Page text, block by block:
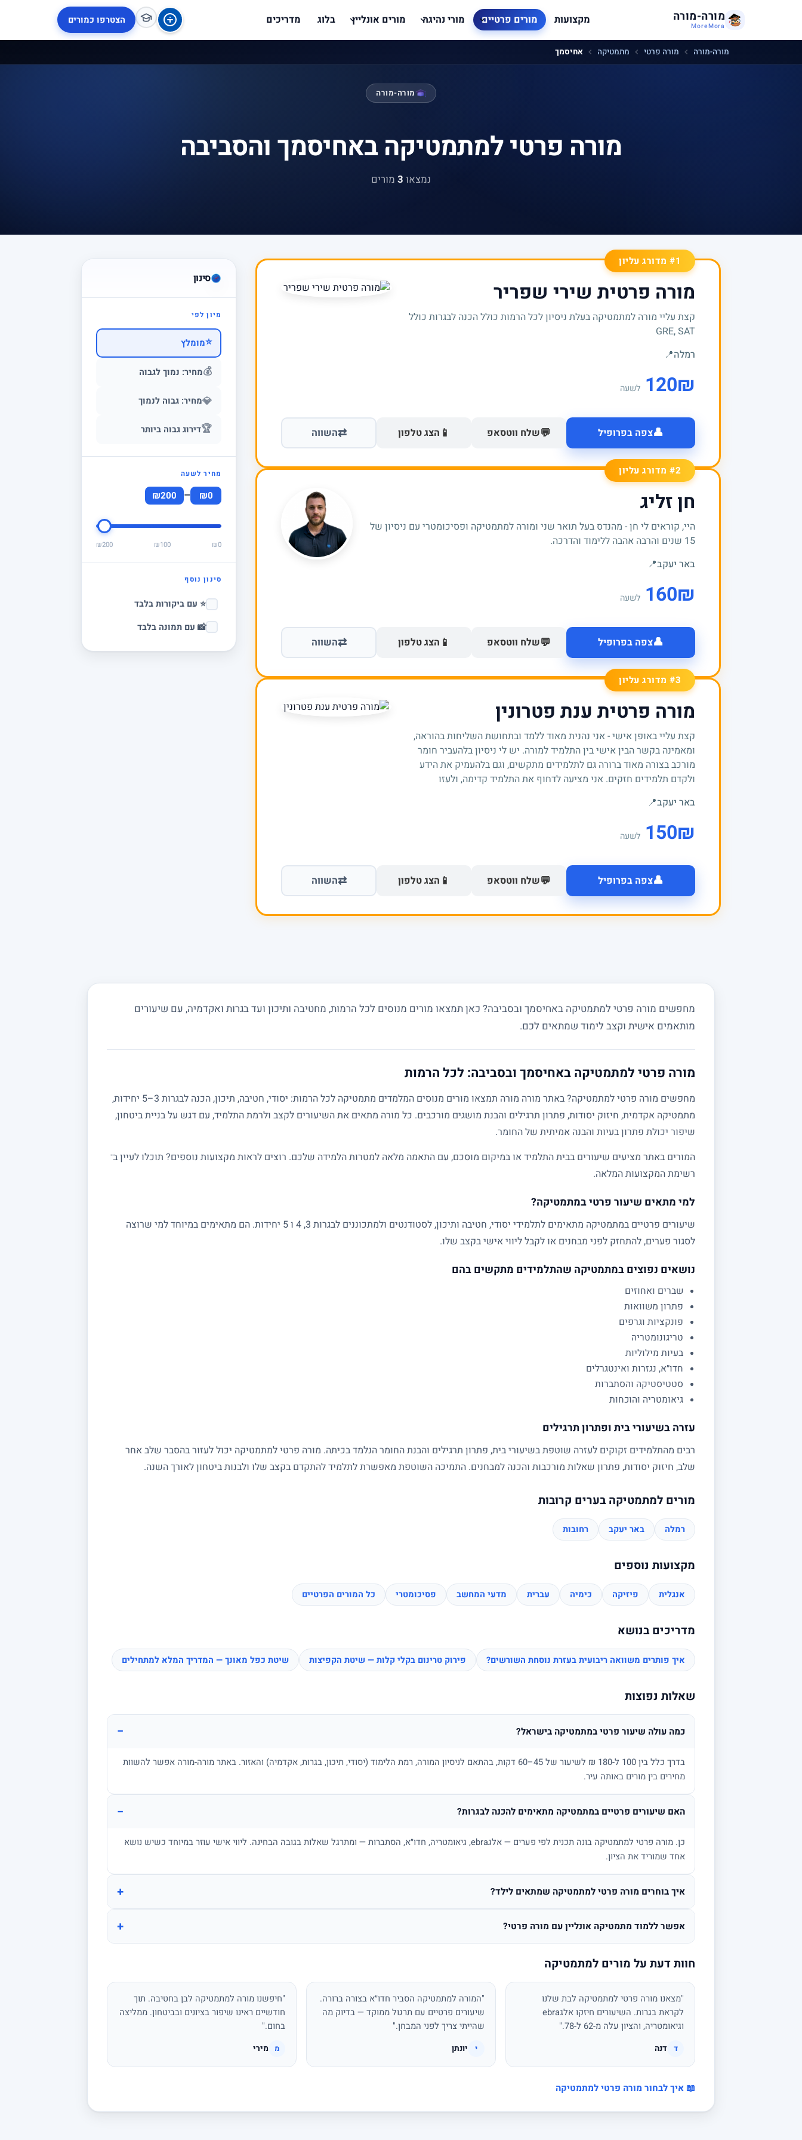
מורה-מורה
MoreMora מקצועות מורים פרטיים מורי נהיגה מורים אונליין בלוג מדריכים הצטרפו כמורים
מורה-מורה מורה פרטי מתמטיקה אחיסמך
מורה-מורה
מורה פרטי למתמטיקה באחיסמך והסביבה
נמצאו 3 מורים
סינון
מיון לפי
⭐מומלץ
💰מחיר: נמוך לגבוה
💎מחיר: גבוה לנמוך
🏆דירוג גבוה ביותר
מחיר לשעה
₪0
–
₪200
₪0
₪100
₪200
סינון נוסף
⭐ עם ביקורות בלבד
📸 עם תמונה בלבד
#1 מדורג עליון
מורה פרטית שירי שפריר
קצת עליי מורה למתמטיקה בעלת ניסיון לכל הרמות כולל הכנה לבגרות כולל
GRE, SAT
רמלה📍
₪
120 לשעה
👤צפה בפרופיל 💬שלח ווטסאפ 📱 הצג טלפון ⇄השווה
#2 מדורג עליון
חן זליג
היי, קוראים לי חן - מהנדס בעל תואר שני ומורה למתמטיקה ופסיכומטרי עם ניסיון של
15 שנים והרבה אהבה ללימוד והדרכה.
באר יעקב📍
₪
160 לשעה
👤צפה בפרופיל 💬שלח ווטסאפ 📱 הצג טלפון ⇄השווה
#3 מדורג עליון
מורה פרטית ענת פטרונין
קצת עליי באופן אישי - אני נהנית מאוד ללמד ובתחושת השליחות בהוראה,
ומאמינה בקשר הבין אישי בין התלמיד למורה. יש לי ניסיון בלהעביר חומר
מורכב בצורה מאוד ברורה גם לתלמידים מתקשים, וגם בלהעמיק את הידע
ולקדם תלמידים חזקים. אני מציעה לדחוף את התלמיד קדימה, ולעזו
באר יעקב📍
₪
150 לשעה
👤צפה בפרופיל 💬שלח ווטסאפ 📱 הצג טלפון ⇄השווה
מחפשים מורה פרטי למתמטיקה באחיסמך ובסביבה? כאן תמצאו מורים מנוסים לכל הרמות, מחטיבה ותיכון ועד בגרות ואקדמיה, עם שיעורים
מותאמים אישית וקצב לימוד שמתאים לכם.
מורה פרטי למתמטיקה באחיסמך ובסביבה: לכל הרמות
מחפשים מורה פרטי למתמטיקה? באתר מורה מורה תמצאו מורים מנוסים המלמדים מתמטיקה לכל הרמות: יסודי, חטיבה, תיכון, הכנה לבגרות 3–5 יחידות,
מתמטיקה אקדמית, חיזוק יסודות, פתרון תרגילים והבנת מושגים מורכבים. כל מורה מתאים את השיעורים לקצב ולרמת התלמיד, עם דגש על בניית ביטחון,
שיפור יכולת פתרון בעיות והבנה אמיתית של החומר.
המורים באתר מציעים שיעורים בבית התלמיד או במיקום מוסכם, עם התאמה מלאה למטרות הלמידה שלכם. רוצים לראות מקצועות נוספים? תוכלו לעיין ב־
רשימת המקצועות המלאה.
למי מתאים שיעור פרטי במתמטיקה?
שיעורים פרטיים במתמטיקה מתאימים לתלמידי יסודי, חטיבה ותיכון, לסטודנטים ולמתכוננים לבגרות 3, 4 ו 5 יחידות. הם מתאימים במיוחד למי שרוצה
לסגור פערים, להתחזק לפני מבחנים או לקבל ליווי אישי בקצב שלו.
נושאים נפוצים במתמטיקה שהתלמידים מתקשים בהם
שברים ואחוזים
פתרון משוואות
פונקציות וגרפים
טריגונומטריה
בעיות מילוליות
חדו״א, נגזרות ואינטגרלים
סטטיסטיקה והסתברות
גיאומטריה והוכחות
עזרה בשיעורי בית ופתרון תרגילים
רבים מהתלמידים זקוקים לעזרה שוטפת בשיעורי בית, פתרון תרגילים והבנת החומר הנלמד בכיתה. מורה פרטי למתמטיקה יכול לעזור בהסבר שלב אחר
שלב, חיזוק יסודות, פתרון שאלות מורכבות והכנה למבחנים. התמיכה השוטפת מאפשרת לתלמיד להתקדם בקצב שלו ולבנות ביטחון לאורך השנה.
מורים למתמטיקה בערים קרובות
רמלה באר יעקב רחובות
מקצועות נוספים
אנגלית פיזיקה כימיה עברית מדעי המחשב פסיכומטרי כל המורים הפרטיים
מדריכים בנושא
איך פותרים משוואה ריבועית בעזרת נוסחת השורשים? פירוק טרינום בקלי קלות — שיטת הקפיצות שיטת כפל מאונך — המדריך המלא למתחילים
שאלות נפוצות
כמה עולה שיעור פרטי במתמטיקה בישראל? −
בדרך כלל בין 100 ל-180 ₪ לשיעור של 45–60 דקות, בהתאם לניסיון המורה, רמת הלימוד (יסודי, תיכון, בגרות, אקדמיה) והאזור. באתר מורה-מורה אפשר להשוות
מחירים בין מורים באותה עיר.
האם שיעורים פרטיים במתמטיקה מתאימים להכנה לבגרות? −
כן. מורה פרטי למתמטיקה בונה תכנית לפי פערים — אלגebra, גיאומטריה, חדו״א, הסתברות — ומתרגל שאלות בגובה הבחינה. ליווי אישי עוזר במיוחד כשיש נושא
אחד שמוריד את הציון.
איך בוחרים מורה פרטי למתמטיקה שמתאים לילד? +
אפשר ללמוד מתמטיקה אונליין עם מורה פרטי? +
חוות דעת על מורים למתמטיקה
"מצאנו מורה פרטי למתמטיקה לבת שלנו
לקראת בגרות. השיעורים חיזקו אלגebra
וגיאומטריה, והציון עלה מ-62 ל-78."
ד דנה
"המורה למתמטיקה הסביר חדו״א בצורה ברורה.
שיעורים פרטיים עם תרגול ממוקד — בדיוק מה
שהייתי צריך לפני המבחן."
י יונתן
"חיפשנו מורה למתמטיקה לבן בחטיבה. תוך
חודשיים ראינו שיפור בציונים ובביטחון. ממליצה
בחום."
מ מירי
📖 איך לבחור מורה פרטי למתמטיקה